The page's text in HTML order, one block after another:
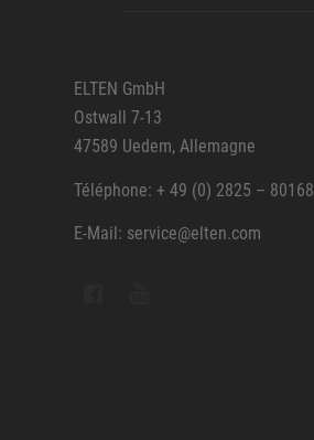
ELTEN GmbH
Ostwall 7-13
47589 Uedem, Allemagne
Téléphone: + 49 (0) 2825 – 80168
E-Mail: service@elten.com